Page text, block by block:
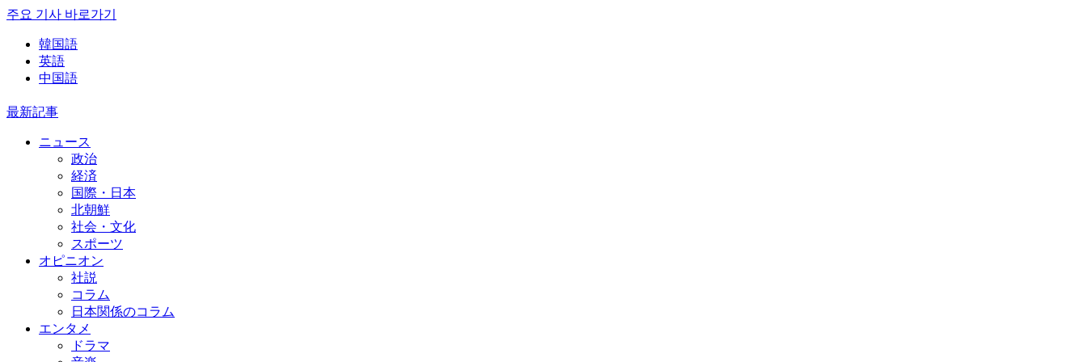
주요 기사 바로가기
韓国語
英語
中国語
最新記事
ニュース
政治
経済
国際・日本
北朝鮮
社会・文化
スポーツ
オピニオン
社説
コラム
日本関係のコラム
エンタメ
ドラマ